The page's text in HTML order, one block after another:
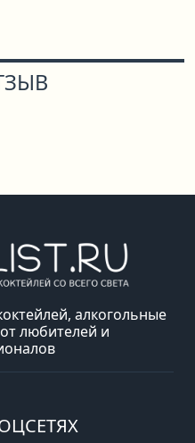
алкогольные
любителей и